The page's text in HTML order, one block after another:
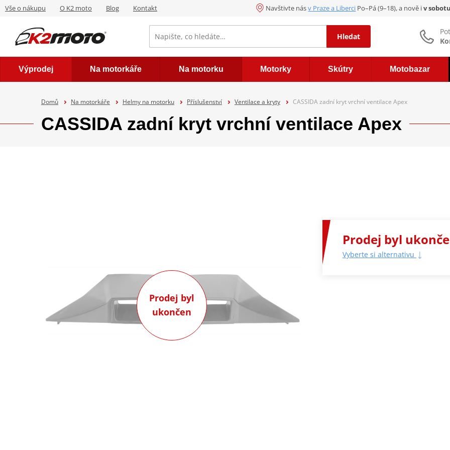
Vše o nákupu O K2 moto Blog Kontakt Navštivte násv Praze a Liberci Po–Pá (9–18), a nově iv
Hledat
Výprodej Na motorkáře Na motorku Motorky Skútry Motobazar
Domů Na motorkáře Helmy na motorku Příslušenství Ventilace a kryty CASSIDA zadní kryt vrchní ventilace Apex
CASSIDA zadní kryt vrchní ventilace Apex
Prodej byl
ukončen
Prodej byl
Vyberte si alternativu